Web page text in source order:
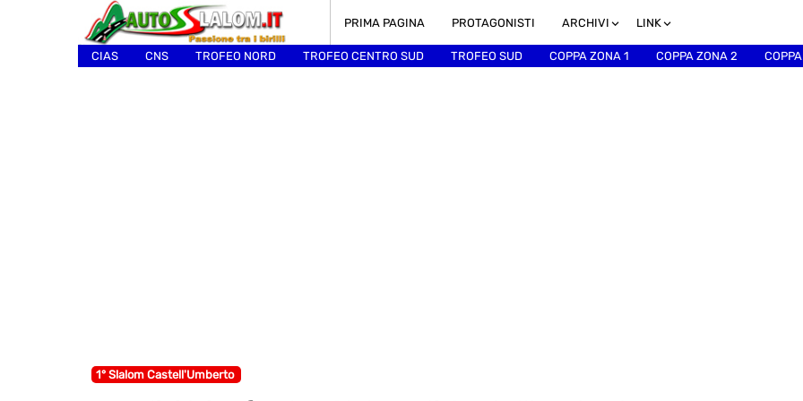
PRIMA PAGINA PROTAGONISTI ARCHIVI LINK
CIAS CNS TROFEO NORD TROFEO CENTRO SUD TROFEO SUD COPPA ZONA 1 COPPA ZONA 2
1° Slalom Castell'Umberto